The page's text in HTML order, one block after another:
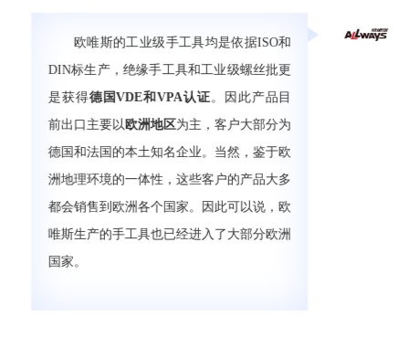
欧唯斯的工业级手工具均是依据ISO和
DIN标生产，绝缘手工具和工业级螺丝批更
是获得德国VDE和VPA认证 。因此产品目
前出口主要以 欧洲地区为主，客户大部分为
德国和法国的本土知名企业。当然，鉴于欧
洲地理环境的一体性，这些客户的产品大多
都会销售到欧洲各个国家。因此可以说，欧
唯斯生产的手工具也已经进入了大部分欧洲
国家。